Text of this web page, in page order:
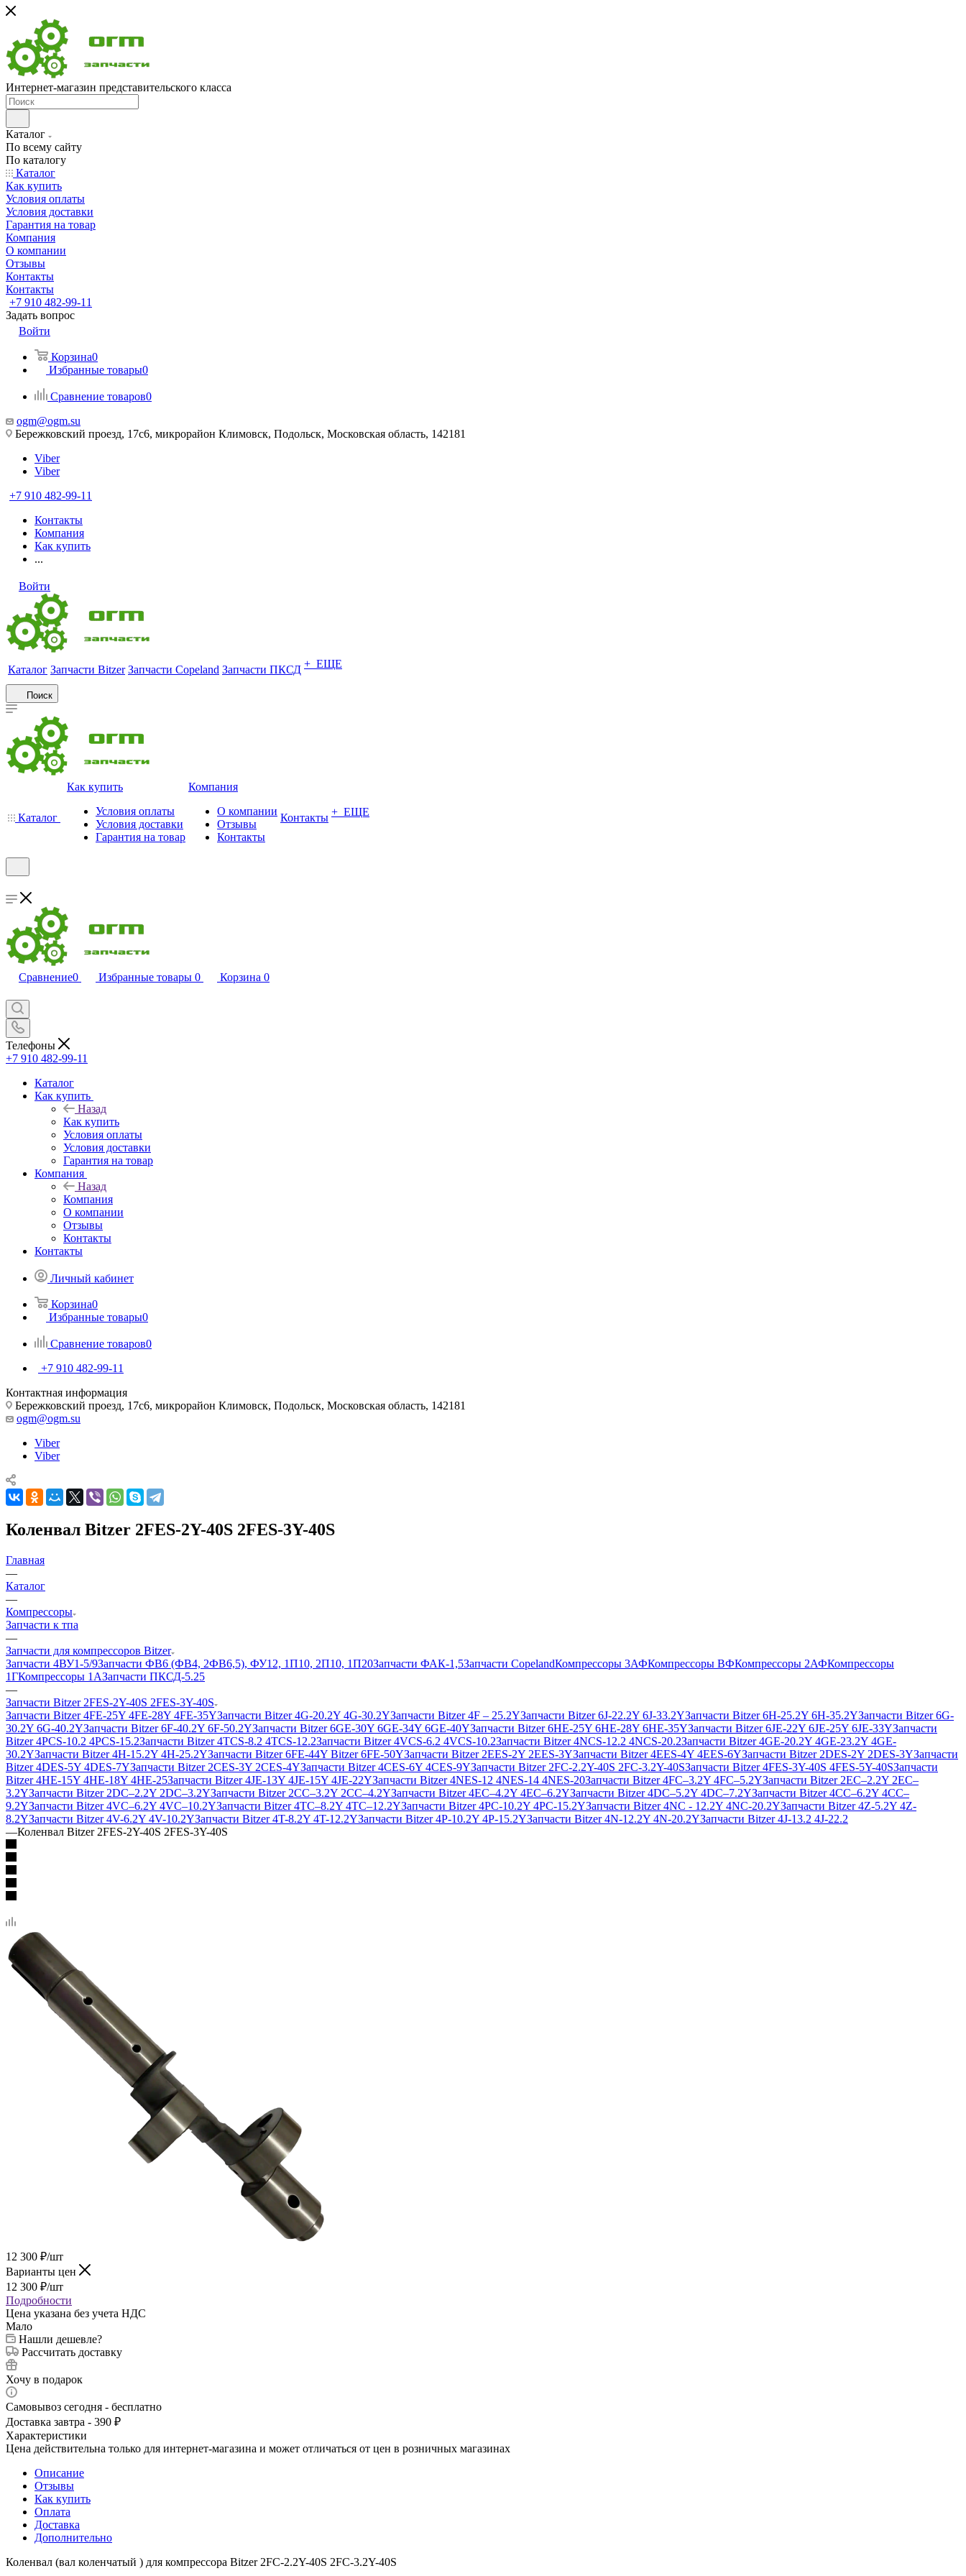
Интернет-магазин представительского класса
Каталог
По всему сайту
По каталогу
Каталог
Как купить
Условия оплаты
Условия доставки
Гарантия на товар
Компания
О компании
Отзывы
Контакты
Контакты
+7 910 482-99-11
Задать вопрос
Войти
Корзина0
Избранные товары0
Сравнение товаров0
ogm@ogm.su
Бережковский проезд, 17с6, микрорайон Климовск, Подольск, Московская область, 142181
Viber
Viber
+7 910 482-99-11
Контакты
Компания
Как купить
...
Войти
Каталог Запчасти Bitzer Запчасти Copeland Запчасти ПКСД + ЕЩЕ
Поиск
Каталог
Как купить
Условия оплаты
Условия доставки
Гарантия на товар
Компания
О компании
Отзывы
Контакты
Контакты + ЕЩЕ
Сравнение0 Избранные товары 0 Корзина 0
Телефоны
+7 910 482-99-11
Каталог
Как купить
Назад
Как купить
Условия оплаты
Условия доставки
Гарантия на товар
Компания
Назад
Компания
О компании
Отзывы
Контакты
Контакты
Личный кабинет
Корзина0
Избранные товары0
Сравнение товаров0
+7 910 482-99-11
Контактная информация
Бережковский проезд, 17с6, микрорайон Климовск, Подольск, Московская область, 142181
ogm@ogm.su
Viber
Viber
Коленвал Bitzer 2FES-2Y-40S 2FES-3Y-40S
Главная
—
Каталог
—
Компрессоры
Запчасти к тпа
—
Запчасти для компрессоров Bitzer
Запчасти 4ВУ1-5/9Запчасти ФВ6 (ФВ4, 2ФВ6,5), ФУ12, 1П10, 2П10, 1П20Запчасти ФАК-1,5Запчасти CopelandКомпрессоры 3АФКомпрессоры ВФКомпрессоры 2АФКомпрессоры
1ГКомпрессоры 1АЗапчасти ПКСД-5.25
—
Запчасти Bitzer 2FES-2Y-40S 2FES-3Y-40S
Запчасти Bitzer 4FE-25Y 4FE-28Y 4FE-35YЗапчасти Bitzer 4G-20.2Y 4G-30.2YЗапчасти Bitzer 4F – 25.2YЗапчасти Bitzer 6J-22.2Y 6J-33.2YЗапчасти Bitzer 6H-25.2Y 6H-35.2YЗапчасти Bitzer 6G-
30.2Y 6G-40.2YЗапчасти Bitzer 6F-40.2Y 6F-50.2YЗапчасти Bitzer 6GE-30Y 6GE-34Y 6GE-40YЗапчасти Bitzer 6HE-25Y 6HE-28Y 6HE-35YЗапчасти Bitzer 6JE-22Y 6JE-25Y 6JE-33YЗапчасти
Bitzer 4PCS-10.2 4PCS-15.2Запчасти Bitzer 4TCS-8.2 4TCS-12.2Запчасти Bitzer 4VCS-6.2 4VCS-10.2Запчасти Bitzer 4NCS-12.2 4NCS-20.2Запчасти Bitzer 4GE-20.2Y 4GE-23.2Y 4GE-
30.2YЗапчасти Bitzer 4H-15.2Y 4H-25.2YЗапчасти Bitzer 6FE-44Y Bitzer 6FE-50YЗапчасти Bitzer 2EES-2Y 2EES-3YЗапчасти Bitzer 4EES-4Y 4EES-6YЗапчасти Bitzer 2DES-2Y 2DES-3YЗапчасти
Bitzer 4DES-5Y 4DES-7YЗапчасти Bitzer 2CES-3Y 2CES-4YЗапчасти Bitzer 4CES-6Y 4CES-9YЗапчасти Bitzer 2FC-2.2Y-40S 2FC-3.2Y-40SЗапчасти Bitzer 4FES-3Y-40S 4FES-5Y-40SЗапчасти
Bitzer 4HE-15Y 4HE-18Y 4HE-25Запчасти Bitzer 4JE-13Y 4JE-15Y 4JE-22YЗапчасти Bitzer 4NES-12 4NES-14 4NES-20Запчасти Bitzer 4FC–3.2Y 4FC–5.2YЗапчасти Bitzer 2EC–2.2Y 2EC–
3.2YЗапчасти Bitzer 2DC–2.2Y 2DC–3.2YЗапчасти Bitzer 2CC–3.2Y 2CC–4.2YЗапчасти Bitzer 4EC–4.2Y 4EC–6.2YЗапчасти Bitzer 4DC–5.2Y 4DC–7.2YЗапчасти Bitzer 4CC–6.2Y 4CC–
9.2YЗапчасти Bitzer 4VC–6.2Y 4VC–10.2YЗапчасти Bitzer 4TC–8.2Y 4TC–12.2YЗапчасти Bitzer 4PC-10.2Y 4PC-15.2YЗапчасти Bitzer 4NC - 12.2Y 4NC-20.2YЗапчасти Bitzer 4Z-5.2Y 4Z-
8.2YЗапчасти Bitzer 4V-6.2Y 4V-10.2YЗапчасти Bitzer 4T-8.2Y 4T-12.2YЗапчасти Bitzer 4P-10.2Y 4P-15.2YЗапчасти Bitzer 4N-12.2Y 4N-20.2YЗапчасти Bitzer 4J‐13.2 4J‐22.2
—Коленвал Bitzer 2FES-2Y-40S 2FES-3Y-40S
12 300 ₽/шт
Варианты цен
12 300 ₽/шт
Подробности
Цена указана без учета НДС
Мало
Нашли дешевле?
Рассчитать доставку
Хочу в подарок
Самовывоз сегодня - бесплатно
Доставка завтра - 390 ₽
Характеристики
Цена действительна только для интернет-магазина и может отличаться от цен в розничных магазинах
Описание
Отзывы
Как купить
Оплата
Доставка
Дополнительно
Коленвал (вал коленчатый ) для компрессора Bitzer 2FC-2.2Y-40S 2FC-3.2Y-40S